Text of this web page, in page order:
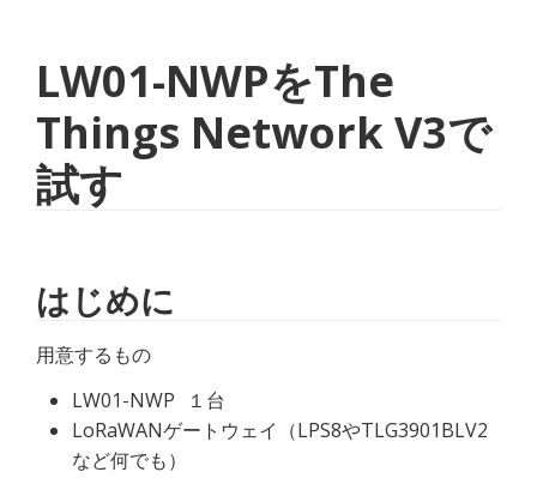
LW01-NWPをThe
Things Network V3で
試す
はじめに
用意するもの
LW01-NWP
１台
LoRaWANゲートウェイ（LPS8やTLG3901BLV2
など何でも）